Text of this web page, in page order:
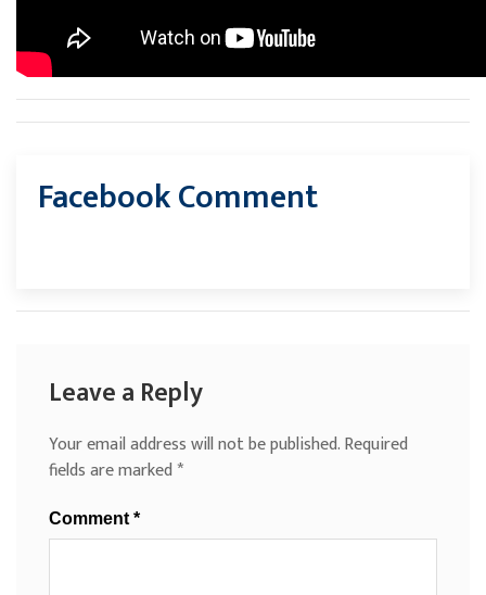
Facebook Comment
Leave a Reply
Your email address will not be published.Required
fields are marked*
Comment *